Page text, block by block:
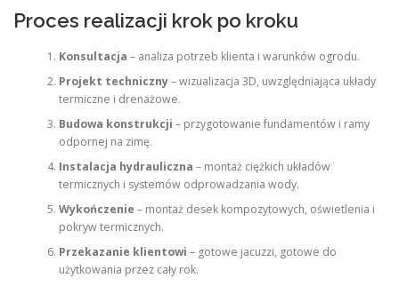
Proces realizacji krok po kroku
Konsultacja – analiza potrzeb klienta i warunków ogrodu.
Projekt techniczny– wizualizacja 3D, uwzględniająca układy
termiczne i drenażowe.
Budowa konstrukcji – przygotowanie fundamentów i ramy
odpornej na zimę.
Instalacja hydrauliczna – montaż ciężkich układów
termicznych i systemów odprowadzania wody.
Wykończenie – montaż desek kompozytowych, oświetlenia i
pokryw termicznych.
Przekazanie klientowi – gotowe jacuzzi, gotowe do
użytkowania przez cały rok.